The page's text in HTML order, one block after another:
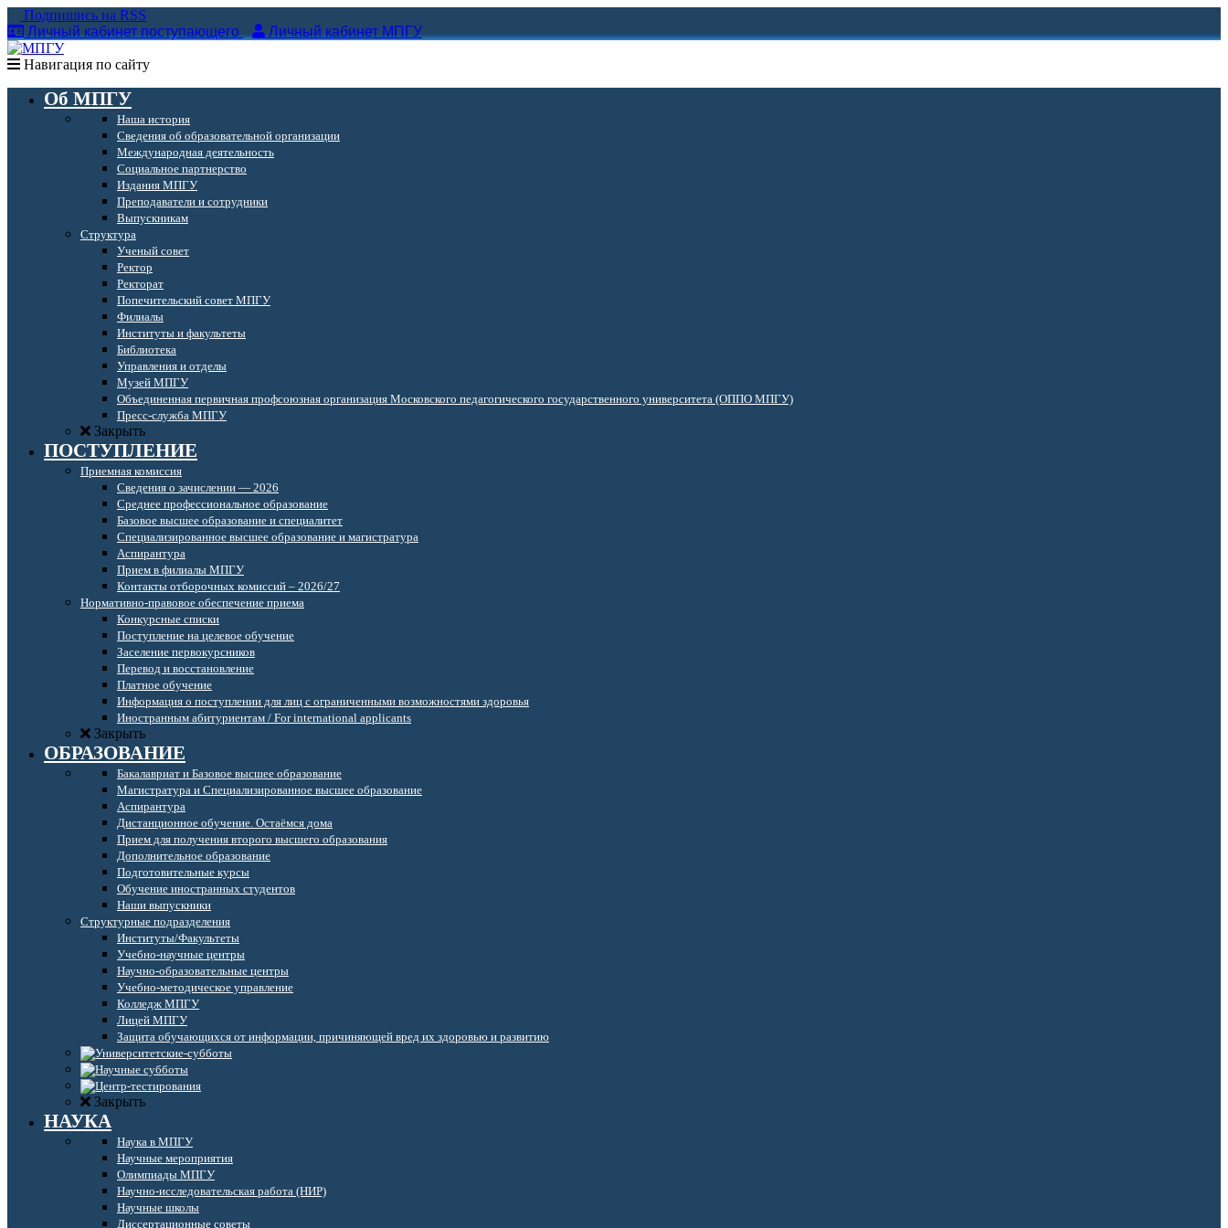
Подпишись на RSS
Личный кабинет поступающего
Личный кабинет МПГУ
Навигация по сайту
Об МПГУ
Наша история
Сведения об образовательной организации
Международная деятельность
Социальное партнерство
Издания МПГУ
Преподаватели и сотрудники
Выпускникам
Структура
Ученый совет
Ректор
Ректорат
Попечительский совет МПГУ
Филиалы
Институты и факультеты
Библиотека
Управления и отделы
Музей МПГУ
Объединенная первичная профсоюзная организация Московского педагогического государственного университета (ОППО МПГУ)
Пресс-служба МПГУ
Закрыть
ПОСТУПЛЕНИЕ
Приемная комиссия
Сведения о зачислении — 2026
Среднее профессиональное образование
Базовое высшее образование и специалитет
Специализированное высшее образование и магистратура
Аспирантура
Прием в филиалы МПГУ
Контакты отборочных комиссий – 2026/27
Нормативно-правовое обеспечение приема
Конкурсные списки
Поступление на целевое обучение
Заселение первокурсников
Перевод и восстановление
Платное обучение
Информация о поступлении для лиц с ограниченными возможностями здоровья
Иностранным абитуриентам / For international applicants
Закрыть
ОБРАЗОВАНИЕ
Бакалавриат и Базовое высшее образование
Магистратура и Специализированное высшее образование
Аспирантура
Дистанционное обучение. Остаёмся дома
Прием для получения второго высшего образования
Дополнительное образование
Подготовительные курсы
Обучение иностранных студентов
Наши выпускники
Структурные подразделения
Институты/Факультеты
Учебно-научные центры
Научно-образовательные центры
Учебно-методическое управление
Колледж МПГУ
Лицей МПГУ
Защита обучающихся от информации, причиняющей вред их здоровью и развитию
Закрыть
НАУКА
Наука в МПГУ
Научные мероприятия
Олимпиады МПГУ
Научно-исследовательская работа (НИР)
Научные школы
Диссертационные советы